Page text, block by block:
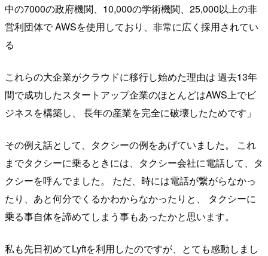
中の7000の政府機関、10,000の学術機関、25,000以上の非
営利団体で AWSを使用しており、非常に広く採用されてい
る
これらの大企業がクラウドに移行し始めた理由は 過去13年
間で成功したスタートアップ企業のほとんどはAWS上でビ
ジネスを構築し、 長年の産業を完全に破壊したためです」
その例え話として、タクシーの例をあげていました。 これ
までタクシーに乗るときには、タクシー会社に電話して、タ
クシーを呼んでました。 ただ、時には電話が繋がらなかっ
たり、あと何分でくるかわからなかったりと、 タクシーに
乗る事自体を諦めてしまう事もあったかと思います。
私も先日初めてLyftを利用したのですが、とても感動しまし